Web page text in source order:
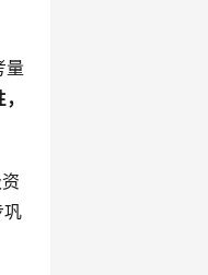
量
巩